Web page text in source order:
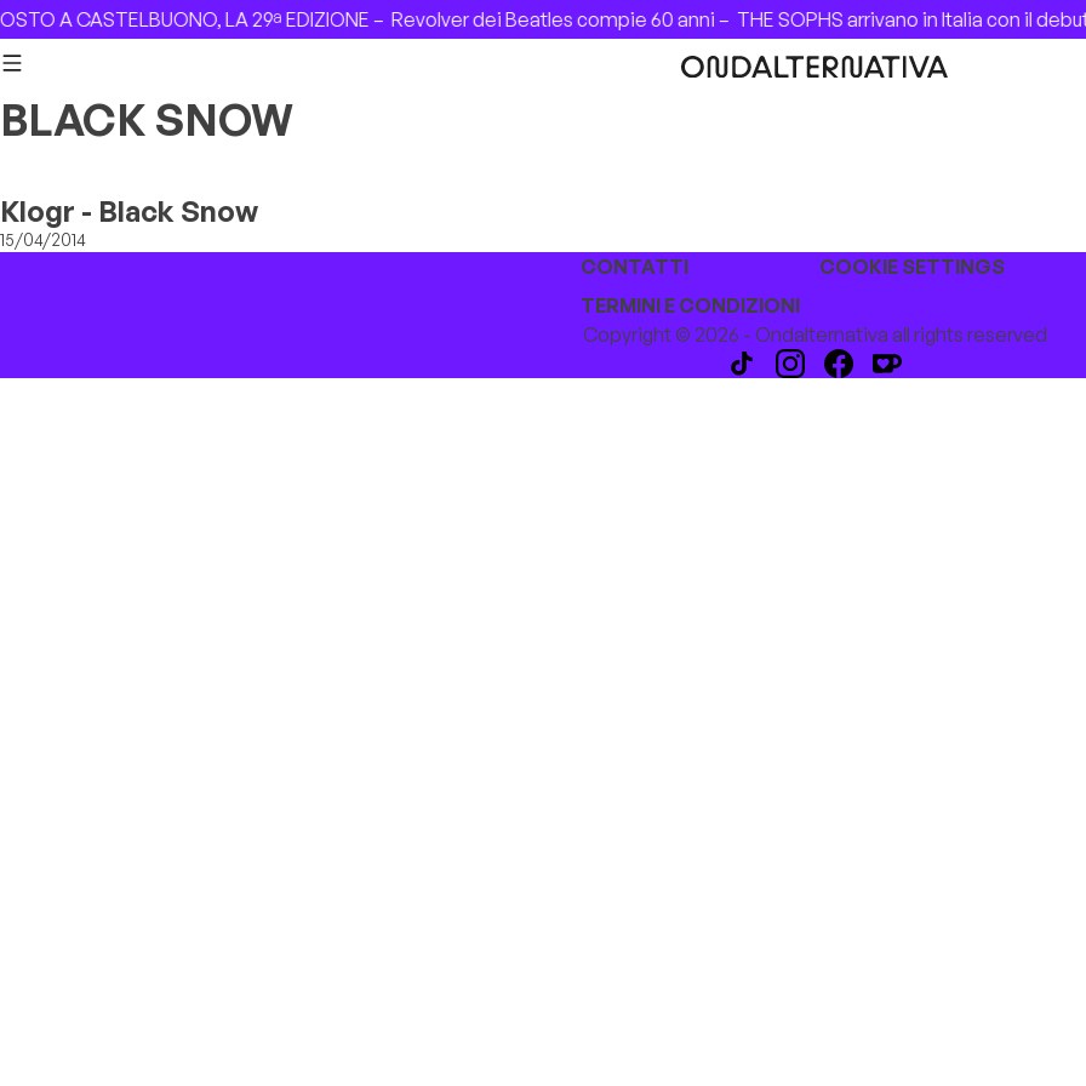
Skip to content
A CASTELBUONO, LA 29ª EDIZIONE –Revolver dei Beatles compie 60 anni –THE SOPHS arrivano in Italia con il
BLACK SNOW
Klogr - Black Snow
15/04/2014
CONTATTI
COOKIE SETTINGS
TERMINI E CONDIZIONI
Copyright © 2026 - Ondalternativa all rights reserved